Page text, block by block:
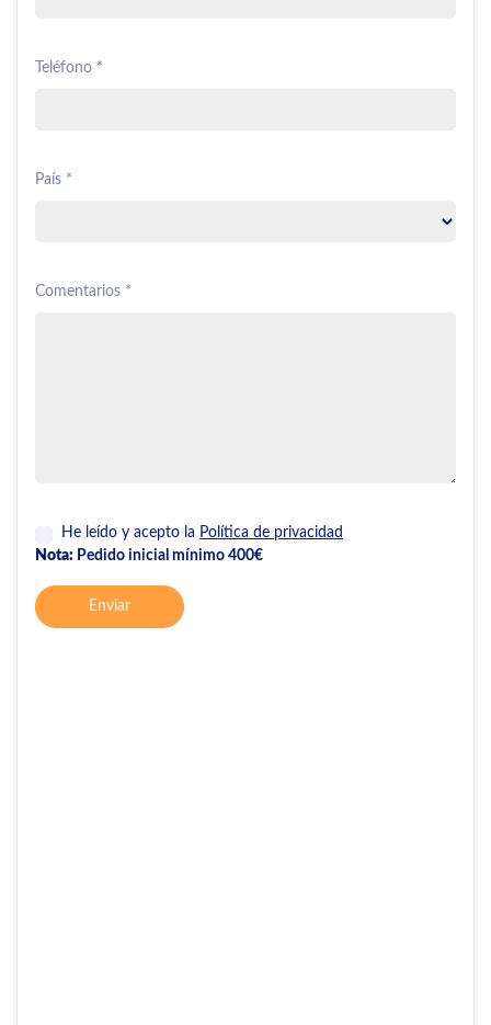
Teléfono *
País *
Comentarios *
He leído y acepto la Política de privacidad
Nota: Pedido inicial mínimo 400€
Enviar